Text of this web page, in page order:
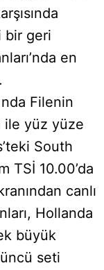
bir geri
en
Filenin
ile yüz yüze
South
TSİ 10.00’da
canlı
Hollanda
büyük
seti